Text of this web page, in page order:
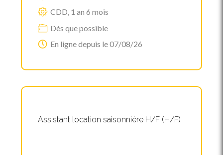
CDD, 1 an 6 mois
Dès que possible
En ligne depuis le 07/08/26
Assistant location saisonnière H/F (H/F)